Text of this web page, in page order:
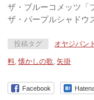
ザ・ブルーコメッツ「
ザ・パープルシャドウ
投稿タグ オヤジバン
料 ,懐かしの歌 ,矢掛
Facebook